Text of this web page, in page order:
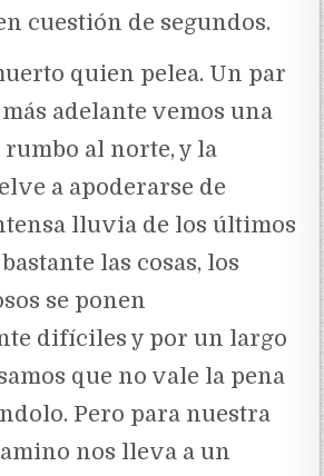
cuestión de segundos.
quien pelea. Un par
adelante vemos una
rumbo al norte, y la
a apoderarse de
lluvia de los últimos
las cosas, los
se ponen
difíciles y por un largo
que no vale la pena
Pero para nuestra
nos lleva a un